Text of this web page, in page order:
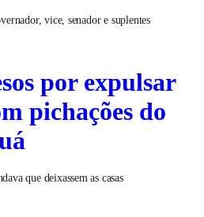
vice, senador e suplentes
por expulsar
pichações do
que deixassem as casas